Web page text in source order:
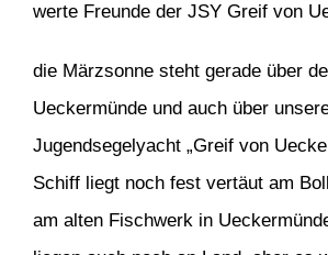
werte Freunde der JSY Greif von
die Märzsonne steht gerade über
Ueckermünde und auch über
Jugendsegelyacht „Greif von
Schiff liegt noch fest vertäut am
am alten Fischwerk in